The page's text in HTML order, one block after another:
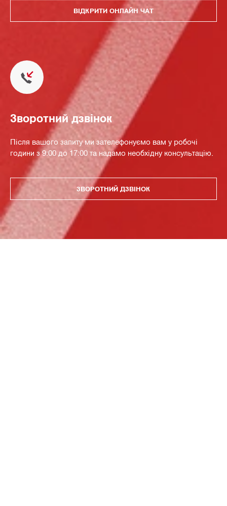
ВІДКРИТИ ОНЛАЙН ЧАТ
Зворотний дзвінок
Після вашого запиту ми зателефонуємо вам у робочі
години з 9:00 до 17:00 та надамо необхідну консультацію.
ЗВОРОТНИЙ ДЗВІНОК